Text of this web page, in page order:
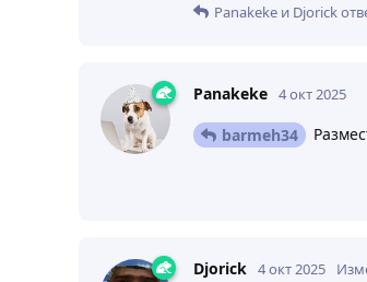
Panakeke и Djorick
Panakeke 4 окт 2025
barmeh34
Djorick 4 окт 2025